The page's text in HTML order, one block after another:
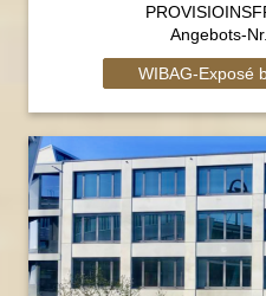
Angebots-
WIBAG-Exposé